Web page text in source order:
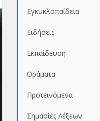
Εγκυκλοπαίδεια
Ειδήσεις
Εκπαίδευση
Οράματα
Προτεινόμενα
Σημασίες Λέξεων